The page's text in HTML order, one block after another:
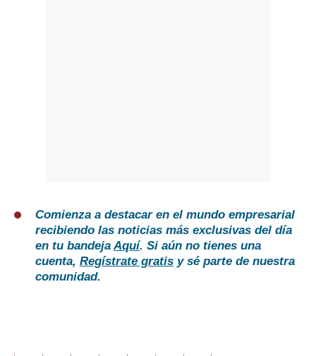
Comienza a destacar en el mundo empresarial
recibiendo las noticias más exclusivas del día
en tu bandejaAquí. Si aún no tienes una
cuenta, Regístrate gratis y sé parte de nuestra
comunidad.